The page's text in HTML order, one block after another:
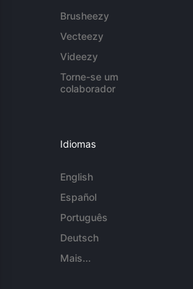
Brusheezy
Vecteezy
Videezy
Torne-se um
colaborador
Idiomas
English
Español
Português
Deutsch
Mais...